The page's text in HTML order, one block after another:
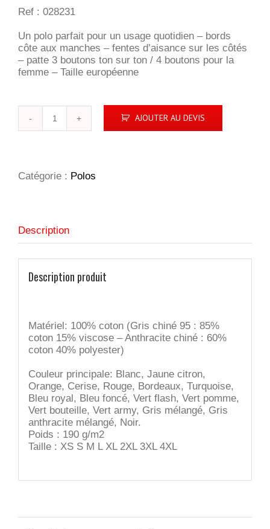
Ref : 028231
Un polo parfait pour un usage quotidien – bords
côte aux manches – fentes d’aisance sur les côtés
– patte 3 boutons ton sur ton / 4 boutons pour la
femme – Taille européenne
AJOUTER AU DEVIS
Catégorie : Polos
Description
Description produit
Matériel: 100% coton (Gris chiné 95 : 85%
coton 15% viscose – Anthracite chiné : 60%
coton 40% polyester)
Couleur principale: Blanc, Jaune citron,
Orange, Cerise, Rouge, Bordeaux, Turquoise,
Bleu royal, Bleu foncé, Vert flash, Vert pomme,
Vert bouteille, Vert army, Gris mélangé, Gris
anthracite mélangé, Noir.
Poids : 190 g/m2
Taille : XS S M L XL 2XL 3XL 4XL